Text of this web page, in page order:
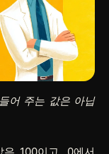
어 주는 값은 아닙